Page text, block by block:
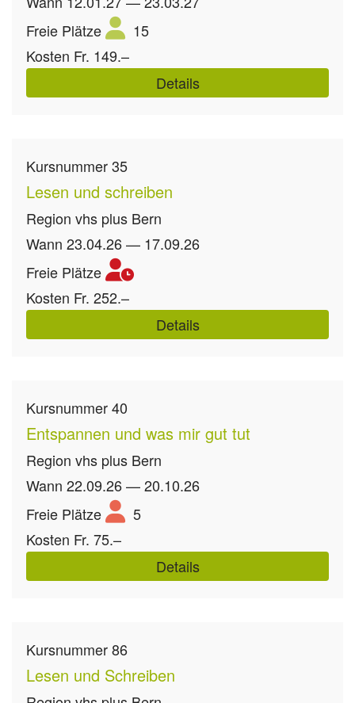
Freie Plätze
15
Kosten Fr. 149.–
Details
Kursnummer35
Lesen und schreiben
Region vhs plus Bern
Wann 23.04.26 — 17.09.26
Freie Plätze
Kosten Fr. 252.–
Details
Kursnummer40
Entspannen und was mir gut tut
Region vhs plus Bern
Wann 22.09.26 — 20.10.26
Freie Plätze
5
Kosten Fr. 75.–
Details
Kursnummer86
Lesen und Schreiben